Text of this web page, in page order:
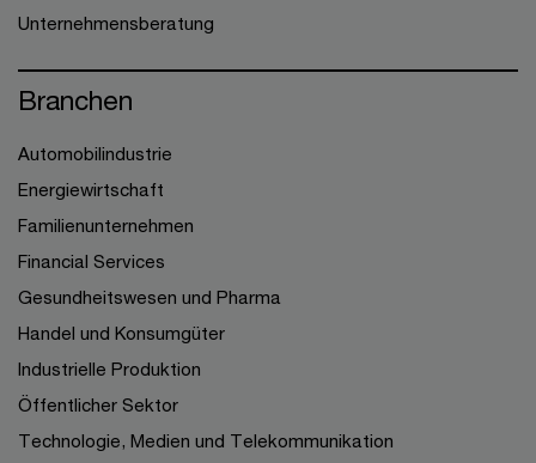
Unternehmensberatung
Branchen
Automobilindustrie
Energiewirtschaft
Familienunternehmen
Financial Services
Gesundheitswesen und Pharma
Handel und Konsumgüter
Industrielle Produktion
Öffentlicher Sektor
Technologie, Medien und Telekommunikation